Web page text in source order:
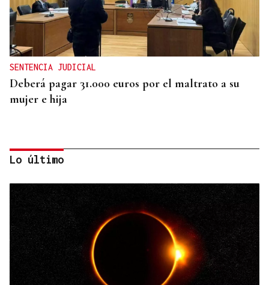
SENTENCIA JUDICIAL
Deberá pagar 31.000 euros por el maltrato a su
mujer e hija
JUICIO EN OURENSE
Lo último